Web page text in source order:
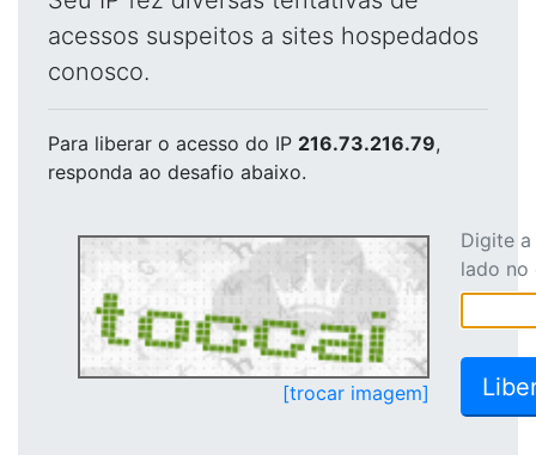
acessos suspeitos a sites hospedados
conosco.
Para liberar o acesso do IP 216.73.216.79,
responda ao desafio abaixo.
[trocar imagem]
Digite
lado no